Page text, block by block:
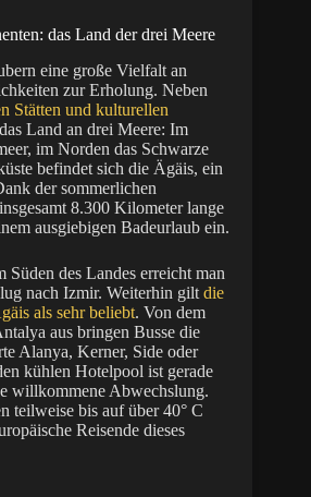
das Land der drei Meere
eine große Vielfalt an
zur Erholung. Neben
Stätten und kulturellen
Land an drei Meere: Im
im Norden das Schwarze
befindet sich die Ägäis, ein
der sommerlichen
8.300 Kilometer lange
ausgiebigen Badeurlaub ein.
des Landes erreicht man
nach Izmir. Weiterhin gilt die
als sehr beliebt. Von dem
aus bringen Busse die
Alanya, Kerner, Side oder
kühlen Hotelpool ist gerade
willkommene Abwechslung.
teilweise bis auf über 40° C
Reisende dieses